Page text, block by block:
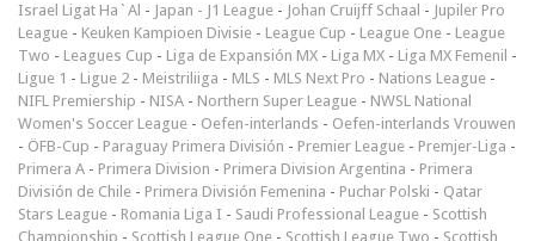
Israel Ligat Ha`Al - Japan - J1 League - Johan Cruijff Schaal - Jupiler Pro
League - Keuken Kampioen Divisie - League Cup - League One - League
Two - Leagues Cup - Liga de Expansión MX - Liga MX - Liga MX Femenil -
Ligue 1 - Ligue 2 - Meistriliiga - MLS - MLS Next Pro - Nations League -
NIFL Premiership - NISA - Northern Super League - NWSL National
Women's Soccer League - Oefen-interlands - Oefen-interlands Vrouwen
- ÖFB-Cup - Paraguay Primera División - Premier League - Premjer-Liga -
Primera A - Primera Division - Primera Division Argentina - Primera
División de Chile - Primera División Femenina - Puchar Polski - Qatar
Stars League - Romania Liga I - Saudi Professional League - Scottish
Championship - Scottish League One - Scottish League Two - Scottish